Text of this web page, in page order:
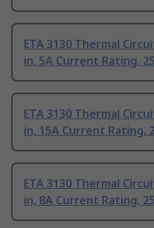
ETA 3130 Thermal
in, 5A Current Rating,
ETA 3130 Thermal
in, 15A Current Rating,
ETA 3130 Thermal
in, 8A Current Rating,